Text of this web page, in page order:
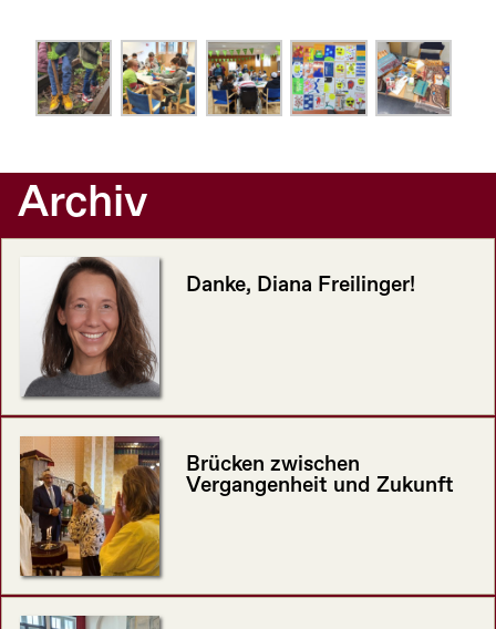
Archiv
Danke, Diana Freilinger!
Brücken zwischen
Vergangenheit und Zukunft